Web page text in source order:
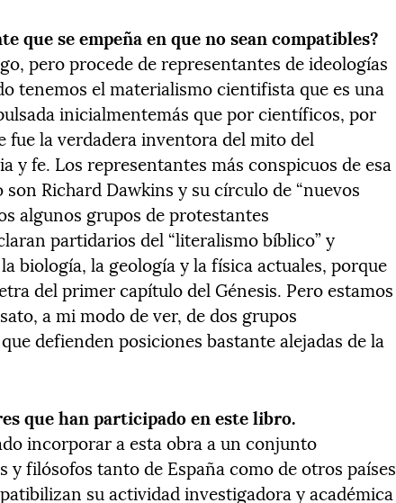
que se empeña en que no sean compatibles?
pero procede de representantes de ideologías
tenemos el materialismo cientifista que es una
inicialmentemás que por científicos, por
fue la verdadera inventora del mito del
y fe. Los representantes más conspicuos de esa
Richard Dawkins y su círculo de “nuevos
algunos grupos de protestantes
partidarios del “literalismo bíblico” y
biología, la geología y la física actuales, porque
del primer capítulo del Génesis. Pero estamos
a mi modo de ver, de dos grupos
defienden posiciones bastante alejadas de la
que han participado en este libro.
incorporar a esta obra a un conjunto
filósofos tanto de España como de otros países
su actividad investigadora y académica